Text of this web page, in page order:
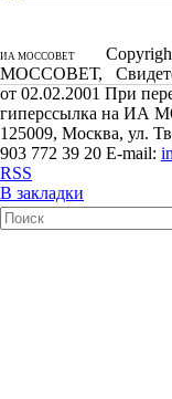
ИА МОССОВЕТ
Copyright
МОССОВЕТ,
от 02.02.2001 При
гиперссылка на ИА
125009, Москва, ул.
903 772 39 20 E-mail:
RSS
В закладки